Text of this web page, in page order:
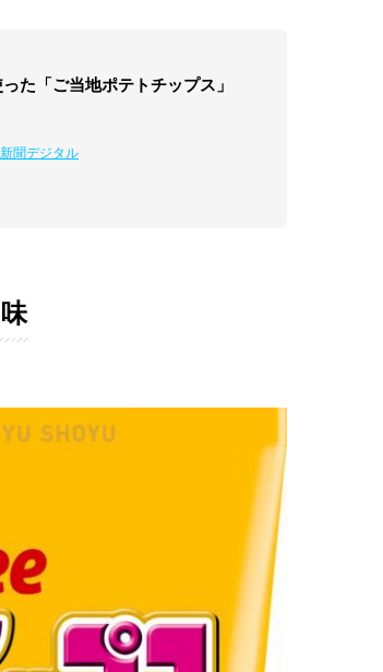
た「ご当地ポテトチップス」
聞デジタル